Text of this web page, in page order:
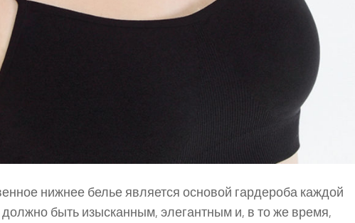
нижнее белье является основой гардероба каждой
быть изысканным, элегантным и, в то же время,